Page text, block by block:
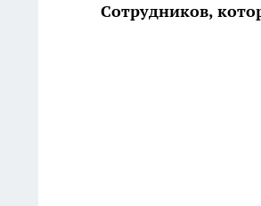
Сотрудников,